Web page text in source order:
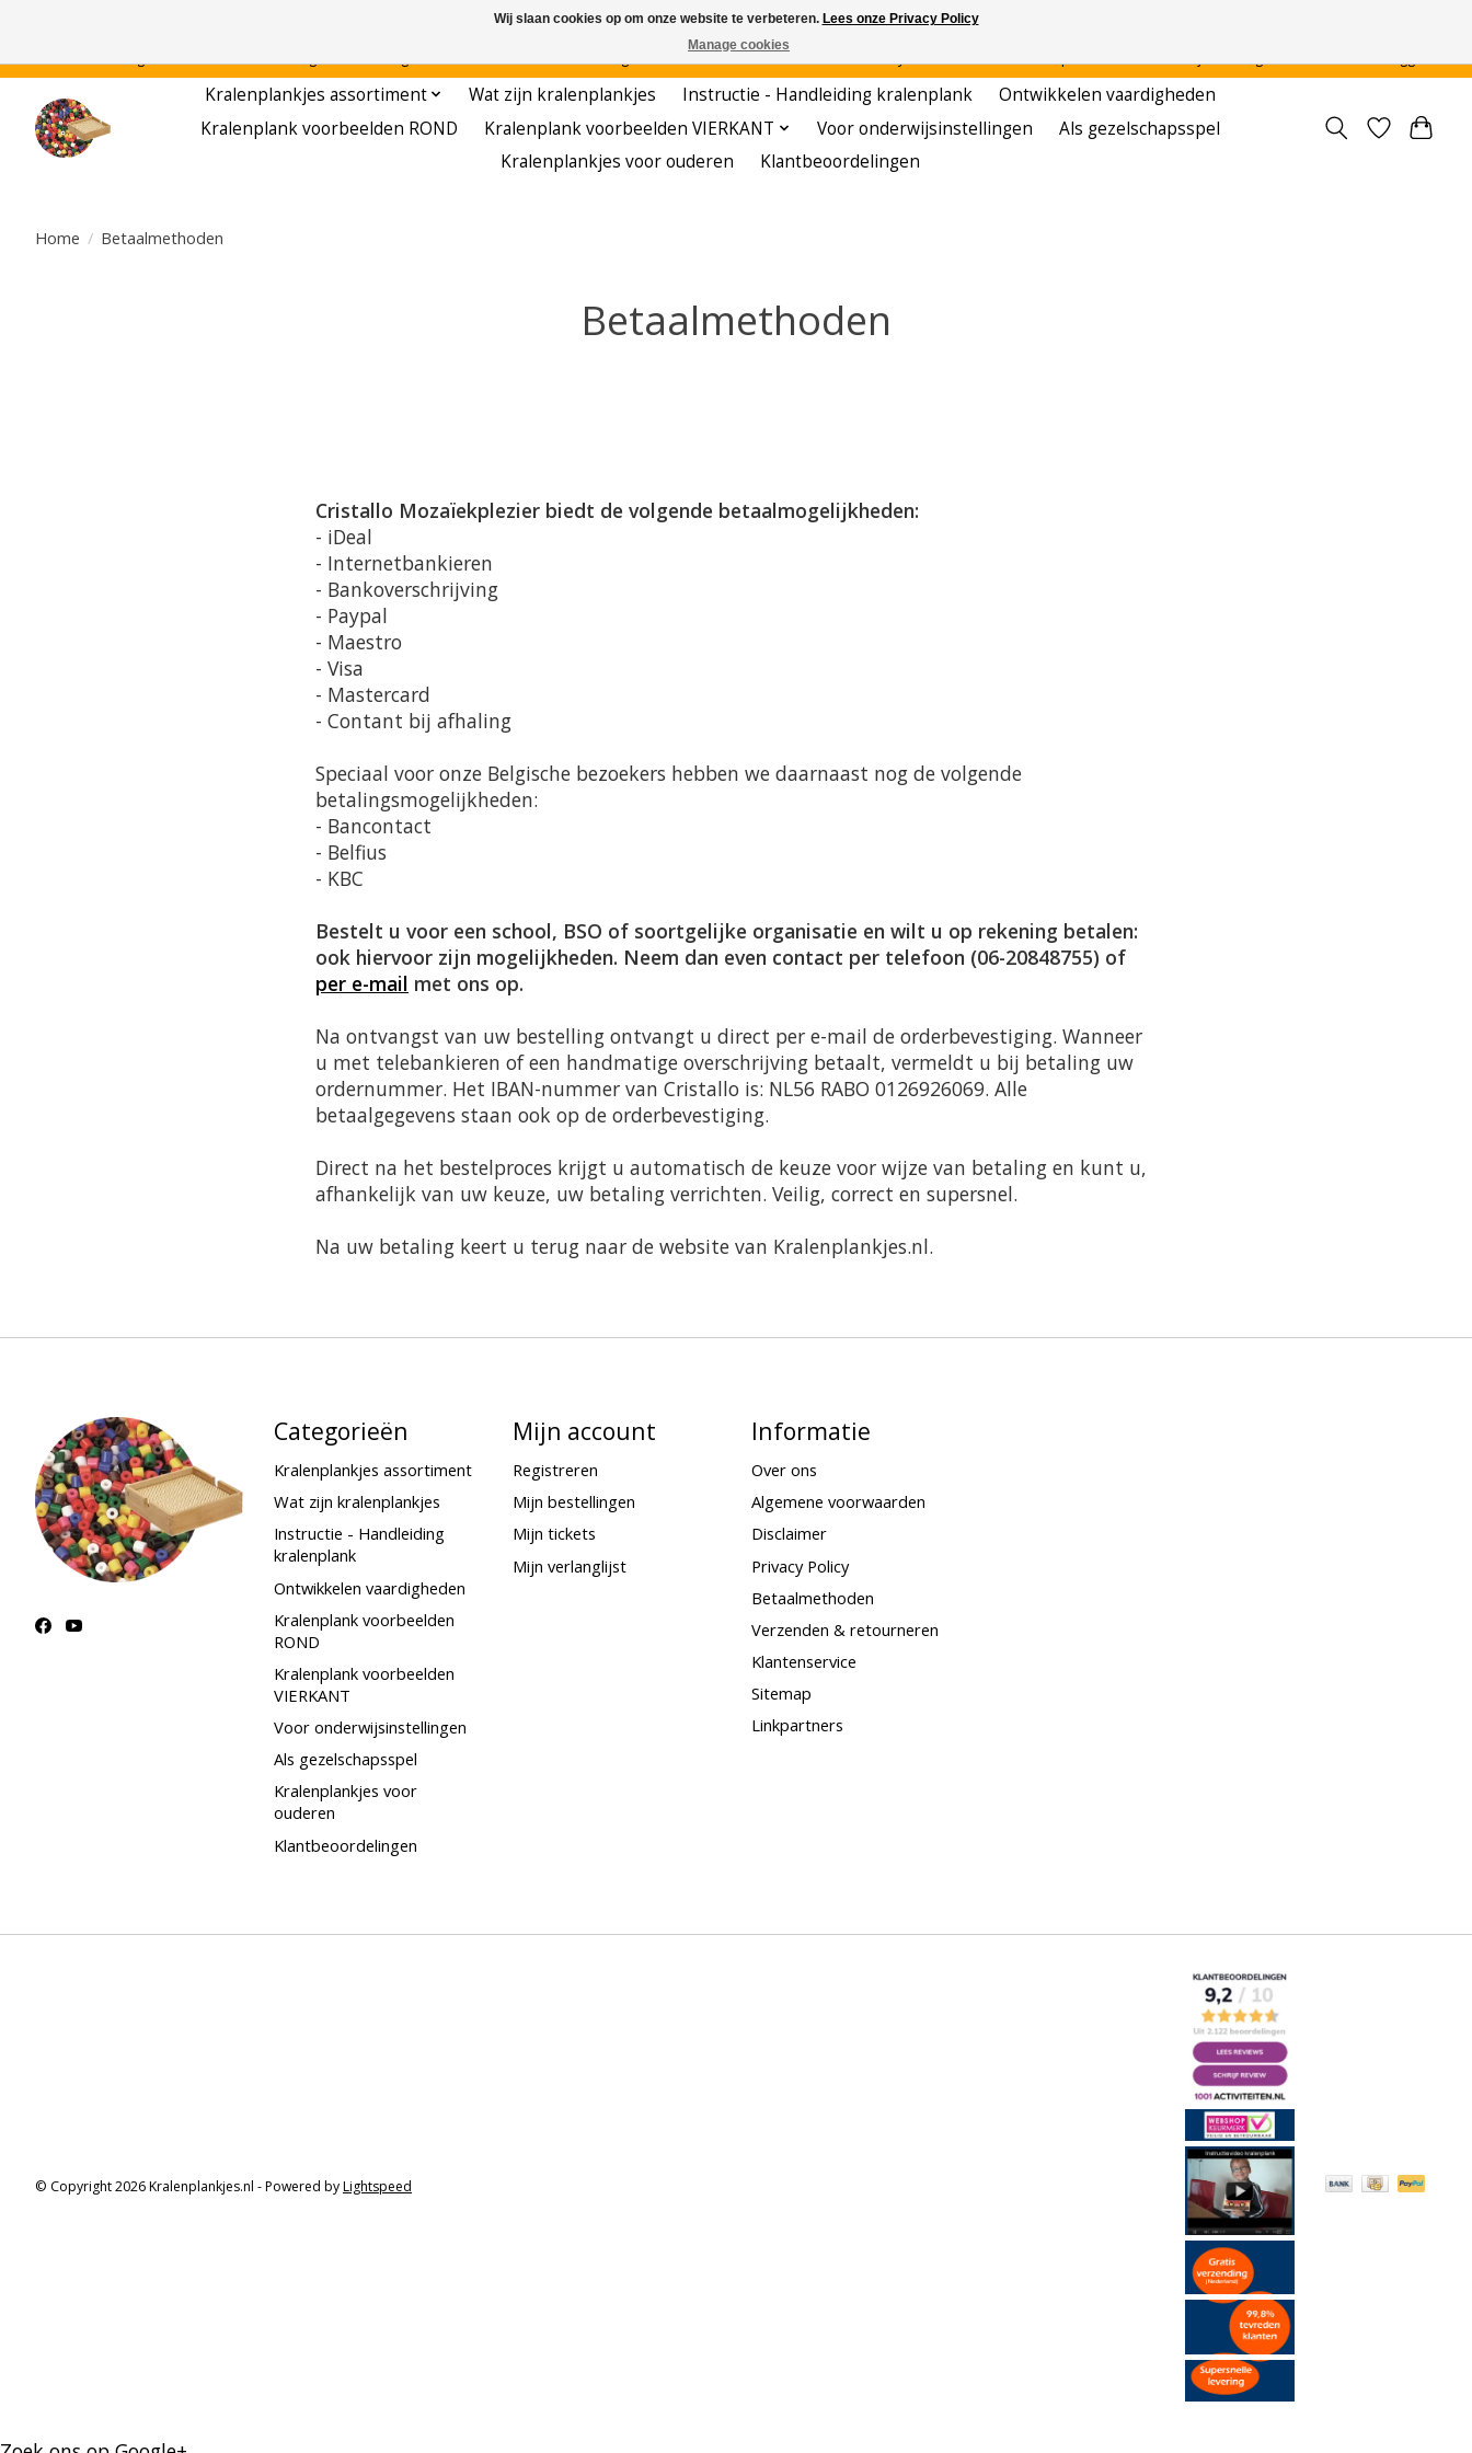
Kralenplankjes assortiment Wat zijn kralenplankjes Instructie - Handleiding kralenplank
Ontwikkelen vaardigheden
Kralenplank voorbeelden ROND
Kralenplank voorbeelden VIERKANT Voor onderwijsinstellingen
Als gezelschapsspel
Kralenplankjes voor ouderen
Klantbeoordelingen
Home / Betaalmethoden
Betaalmethoden
Cristallo Mozaïekplezier biedt de volgende betaalmogelijkheden:
- iDeal
- Internetbankieren
- Bankoverschrijving
- Paypal
- Maestro
- Visa
- Mastercard
- Contant bij afhaling
Speciaal voor onze Belgische bezoekers hebben we daarnaast nog de volgende
betalingsmogelijkheden:
- Bancontact
- Belfius
- KBC
Bestelt u voor een school, BSO of soortgelijke organisatie en wilt u op rekening betalen:
ook hiervoor zijn mogelijkheden. Neem dan even contact per telefoon (06-20848755) of
per e-mail met ons op.
Na ontvangst van uw bestelling ontvangt u direct per e-mail de orderbevestiging. Wanneer
u met telebankieren of een handmatige overschrijving betaalt, vermeldt u bij betaling uw
ordernummer. Het IBAN-nummer van Cristallo is: NL56 RABO 0126926069. Alle
betaalgegevens staan ook op de orderbevestiging.
Direct na het bestelproces krijgt u automatisch de keuze voor wijze van betaling en kunt u,
afhankelijk van uw keuze, uw betaling verrichten. Veilig, correct en supersnel.
Na uw betaling keert u terug naar de website van Kralenplankjes.nl.
Categorieën
Kralenplankjes assortiment
Wat zijn kralenplankjes
Instructie - Handleiding
kralenplank
Ontwikkelen vaardigheden
Kralenplank voorbeelden
ROND
Kralenplank voorbeelden
VIERKANT
Voor onderwijsinstellingen
Als gezelschapsspel
Kralenplankjes voor
ouderen
Klantbeoordelingen
Mijn account
Registreren
Mijn bestellingen
Mijn tickets
Mijn verlanglijst
Informatie
Over ons
Algemene voorwaarden
Disclaimer
Privacy Policy
Betaalmethoden
Verzenden & retourneren
Klantenservice
Sitemap
Linkpartners
© Copyright 2026 Kralenplankjes.nl - Powered byLightspeed
Wij slaan cookies op om onze website te verbeteren. Lees onze Privacy Policy
Manage cookies